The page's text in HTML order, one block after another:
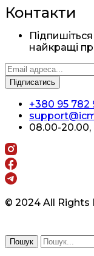
Контакти
найкращі
+380 95 782
08.00-20.00,
© 2024 All Rights
Пошук